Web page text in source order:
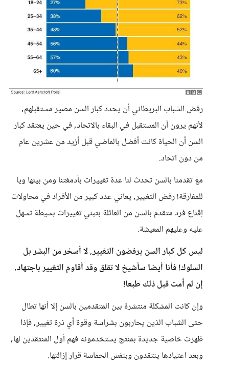
رفض الشباب البريطاني أن يحدد كبار السن مصير مستقبلهم,
لأنهم يرون أن المستقبل في البقاء بالاتحاد, في حين يعتقد كبار
السن أن الحياة كانت أفضل بالماضي قبل أزيد من عشرين عام
من دون اتحاد.
مع تقدمنا بالسن تحدث لنا عدة تغييرات بأدمغتنا ومن بينها ويا
للمفارقة! رفض التغيير, يعاني عدد كبير من الأفراد في محاولات
إقناع فرد متقدم بالسن من العائلة بتبني تغييرات بسيطة تسهل
عليه وعليهم المعيشة.
ليس كل كبار السن يرفضون التغيير, لا أسخر من البشر بل
السلوك! فأنا أيضا سأشيخ لا تقلق وقد أقاوم التغيير باجتهاد,
إن لم أمت قبل ذلك طبعا!
وإن كانت المشكلة منتشرة بين المتقدمين بالسن إلا أنها تطال
حتى الشباب الذين يحاربون بشراسة وقوة أي ذرة تغيير, فإذا
ظهرت خاصية جديدة بمنتج يستخدمونه فهم أول المنتقدين لها,
وبعد اعتيادها ينتقدون وبنفس الحماسة قرار إزالتها.